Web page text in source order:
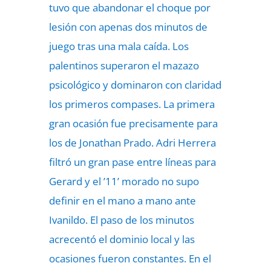
tuvo que abandonar el choque por
lesión con apenas dos minutos de
juego tras una mala caída. Los
palentinos superaron el mazazo
psicológico y dominaron con claridad
los primeros compases. La primera
gran ocasión fue precisamente para
los de Jonathan Prado. Adri Herrera
filtró un gran pase entre líneas para
Gerard y el ’11’ morado no supo
definir en el mano a mano ante
Ivanildo. El paso de los minutos
acrecentó el dominio local y las
ocasiones fueron constantes. En el